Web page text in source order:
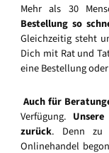
Mehr als 30
Bestellung so
Gleichzeitig steht
Dich mit Rat und
eine Bestellung
Auch für
Verfügung.
zurück. Denn zu
Onlinehandel